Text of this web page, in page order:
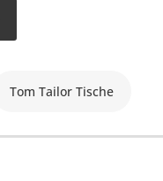
Tom Tailor Tische